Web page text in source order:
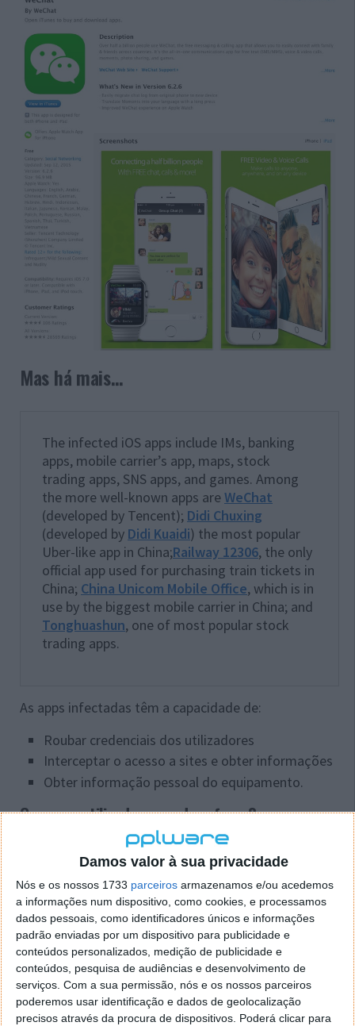
Damos valor à sua privacidade
Nós e os nossos 1733 parceiros armazenamos e/ou acedemos
a informações num dispositivo, como cookies, e processamos
dados pessoais, como identificadores únicos e informações
padrão enviadas por um dispositivo para publicidade e
conteúdos personalizados, medição de publicidade e
conteúdos, pesquisa de audiências e desenvolvimento de
serviços. Com a sua permissão, nós e os nossos parceiros
poderemos usar identificação e dados de geolocalização
precisos através da procura de dispositivos. Poderá clicar para
Mas há mais…
The infected iOS apps include IMs, banking
apps, mobile carrier’s app, maps, stock
trading apps, SNS apps, and games. Among
the more well-known apps areWeChat
(developed by Tencent); Didi Chuxing
(developed by Didi Kuaidi) the most popular
Uber-like app in China;Railway 12306, the only
official app used for purchasing train tickets in
China; China Unicom Mobile Office, which is in
use by the biggest mobile carrier in China; and
Tonghuashun, one of most popular stock
trading apps.
As apps infectadas têm a capacidade de:
Roubar credenciais dos utilizadores
Interceptar o acesso a sites e obter informações
Obter informação pessoal do equipamento.
O que os utilizadores podem fazer?
Caso detectem que possuem alguma app maliciosa
no vosso equipamento devem proceder à sua
remoção de imediato.
ViaPalto Alto Networks
Este artigo tem mais de um ano